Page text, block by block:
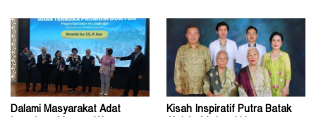
Dalami Masyarakat Adat
Kisah Inspiratif Putra Batak